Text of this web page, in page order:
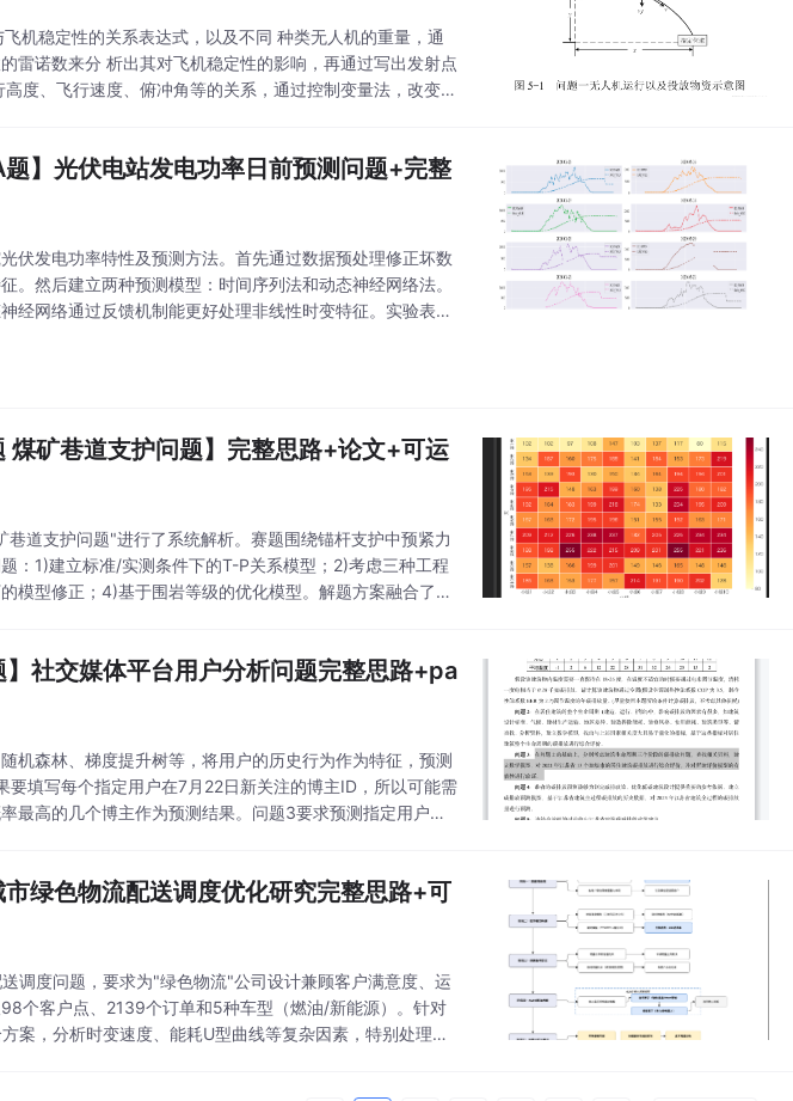
机稳定性的关系表达式，以及不同 种类无人机的重量，通
雷诺数来分 析出其对飞机稳定性的影响，再通过写出发射点
度、飞行速度、俯冲角等的关系，通过控制变量法，改变其
】光伏电站发电功率日前预测问题+完整
伏发电功率特性及预测方法。首先通过数据预处理修正坏数
。然后建立两种预测模型：时间序列法和动态神经网络法。
经网络通过反馈机制能更好处理非线性时变特征。实验表明
煤矿巷道支护问题】完整思路+论文+可运
道支护问题"进行了系统解析。赛题围绕锚杆支护中预紧力
：1)建立标准/实测条件下的T-P关系模型；2)考虑三种工程
模型修正；4)基于围岩等级的优化模型。解题方案融合了线
】社交媒体平台用户分析问题完整思路+pa
机森林、梯度提升树等，将用户的历史行为作为特征，预测
填写每个指定用户在7月22日新关注的博主ID，所以可能需
最高的几个博主作为预测结果。问题3要求预测指定用户在7
绿色物流配送调度优化研究完整思路+可
调度问题，要求为"绿色物流"公司设计兼顾客户满意度、运
个客户点、2139个订单和5种车型（燃油/新能源）。针对
案，分析时变速度、能耗U型曲线等复杂因素，特别处理绿